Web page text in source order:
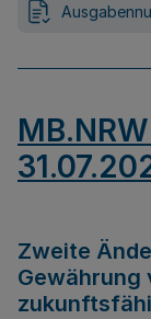
Zweite
Gewährung